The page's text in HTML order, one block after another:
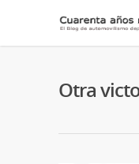
Otra